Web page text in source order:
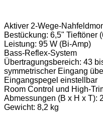
Aktiver 2-Wege-
Bestückung: 6,5" Tieftöner
Leistung: 95 W (Bi-Amp)
Bass-Reflex-System
Übertragungsbereich: 43
symmetrischer Eingang
Eingangspegel einstellbar
Room Control und High-
Abmessungen (B x H x T):
Gewicht: 8,2 kg